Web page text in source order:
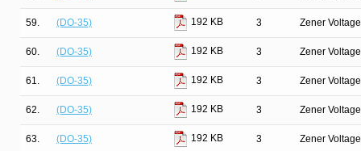
59. (DO-35) 192 KB 3 Zener
60. (DO-35) 192 KB 3 Zener
61. (DO-35) 192 KB 3 Zener
62. (DO-35) 192 KB 3 Zener
63. (DO-35) 192 KB 3 Zener